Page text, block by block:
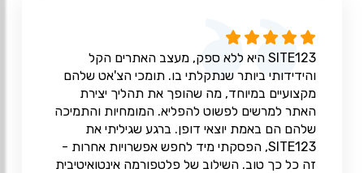
SITE123 היא ללא ספק, מעצב האתרים הקל
והידידותי ביותר שנתקלתי בו. תומכי הצ'אט שלהם
מקצועיים במיוחד, מה שהופך את תהליך יצירת
האתר למרשים לפשוט להפליא. המומחיות והתמיכה
שלהם הם באמת יוצאי דופן. ברגע שגיליתי את
SITE123, הפסקתי מיד לחפש אפשרויות אחרות -
זה כל כך טוב. השילוב של פלטפורמה אינטואיטיבית